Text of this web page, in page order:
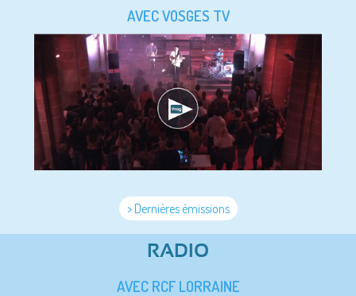
AVEC VOSGES TV
> Dernières émissions
RADIO
AVEC RCF LORRAINE